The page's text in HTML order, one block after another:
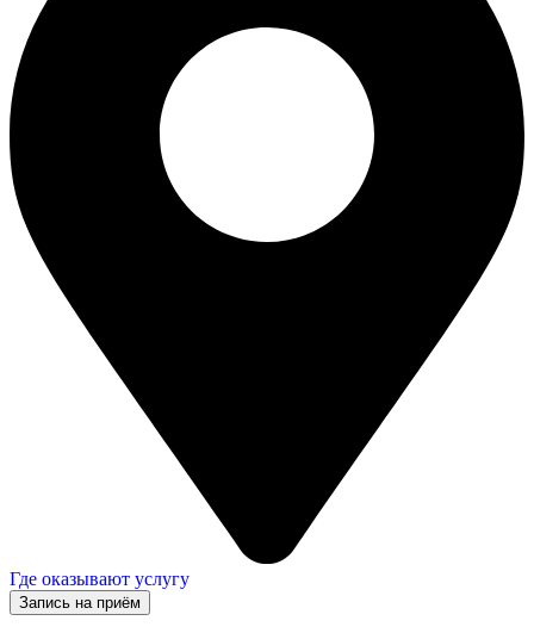
Где оказывают услугу
Запись на приём